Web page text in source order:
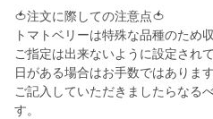
🍅注文に際しての注意点🍅
トマトベリーは特殊な品種のため
ご指定は出来ないように設定され
日がある場合はお手数ではありま
ご記入していただきましたらなる
す。